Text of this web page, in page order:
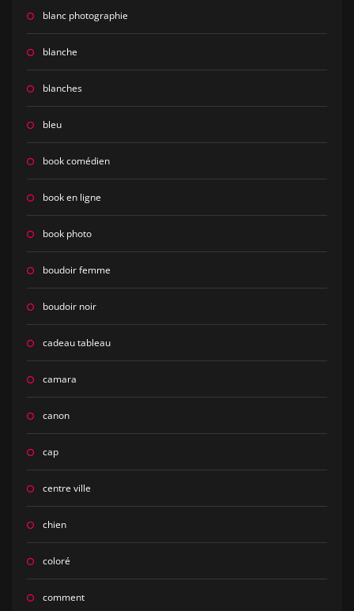
blanc photographie
blanche
blanches
bleu
book comédien
book en ligne
book photo
boudoir femme
boudoir noir
cadeau tableau
camara
canon
cap
centre ville
chien
coloré
comment